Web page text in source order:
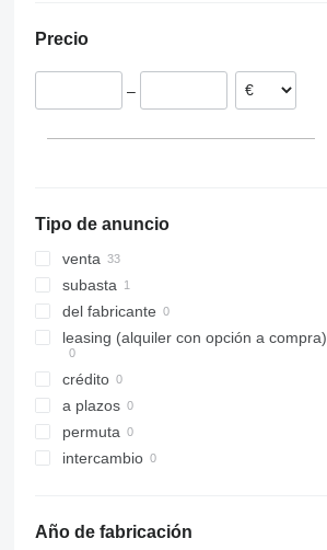
España
Rumanía
Precio
–
Tipo de anuncio
venta
subasta
del fabricante
leasing (alquiler con opción a compra)
crédito
a plazos
permuta
intercambio
Año de fabricación